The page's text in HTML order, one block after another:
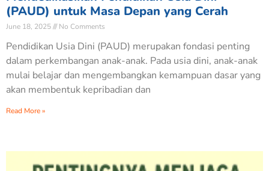
(PAUD) untuk Masa Depan yang Cerah
June 18, 2025 No Comments
Pendidikan Usia Dini (PAUD) merupakan fondasi penting
dalam perkembangan anak-anak. Pada usia dini, anak-anak
mulai belajar dan mengembangkan kemampuan dasar yang
akan membentuk kepribadian dan
Read More »